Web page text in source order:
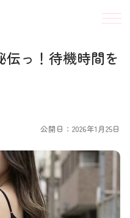
っ！待機時間を
公開日：2026年1月25日